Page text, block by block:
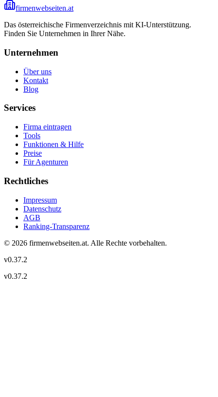
firmenwebseiten.at
Das österreichische Firmenverzeichnis mit KI-Unterstützung.
Finden Sie Unternehmen in Ihrer Nähe.
Unternehmen
Über uns
Kontakt
Blog
Services
Firma eintragen
Tools
Funktionen & Hilfe
Preise
Für Agenturen
Rechtliches
Impressum
Datenschutz
AGB
Ranking-Transparenz
© 2026 firmenwebseiten.at. Alle Rechte vorbehalten.
v0.37.2
v0.37.2